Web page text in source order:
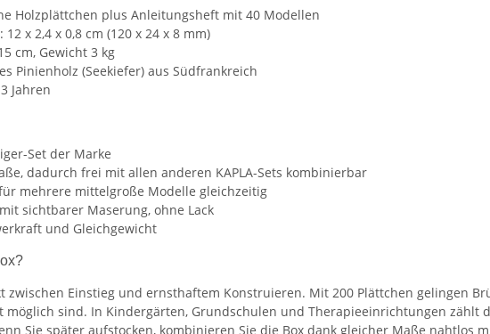
Holzplättchen plus Anleitungsheft mit 40 Modellen
x 2,4 x 0,8 cm (120 x 24 x 8 mm)
cm, Gewicht 3 kg
Pinienholz (Seekiefer) aus Südfrankreich
Jahren
Set der Marke
dadurch frei mit allen anderen KAPLA-Sets kombinierbar
mehrere mittelgroße Modelle gleichzeitig
sichtbarer Maserung, ohne Lack
und Gleichgewicht
zwischen Einstieg und ernsthaftem Konstruieren. Mit 200 Plättchen gelingen
möglich sind. In Kindergärten, Grundschulen und Therapieeinrichtungen zählt
Sie später aufstocken, kombinieren Sie die Box dank gleicher Maße nahtlos